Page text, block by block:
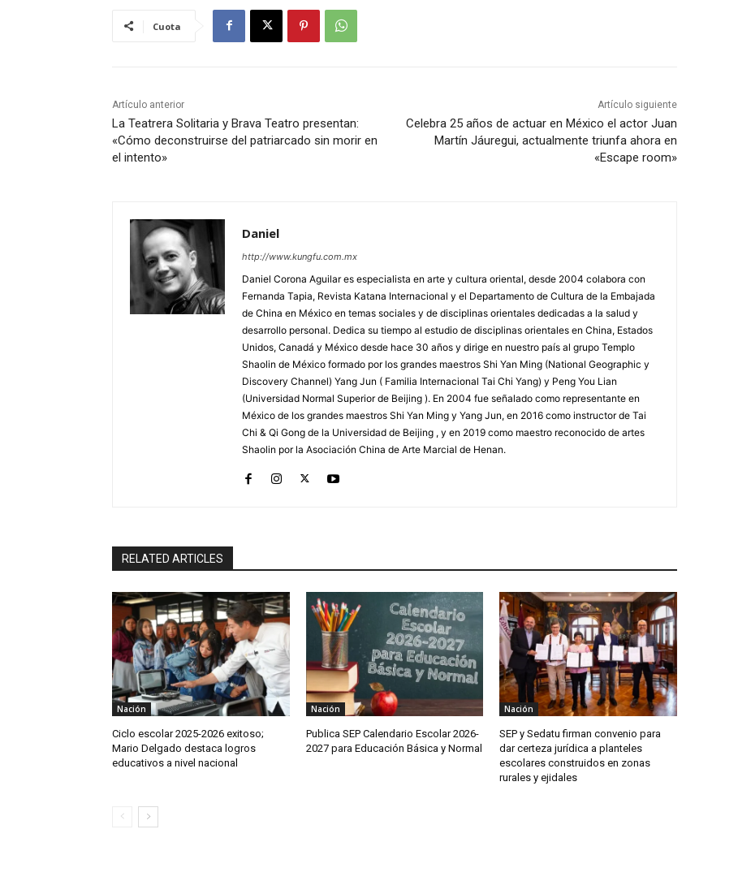
Cuota
Artículo anterior
La Teatrera Solitaria y Brava Teatro presentan:
«Cómo deconstruirse del patriarcado sin morir en
el intento»
Artículo siguiente
Celebra 25 años de actuar en México el actor Juan
Martín Jáuregui, actualmente triunfa ahora en
«Escape room»
Daniel
http://www.kungfu.com.mx
Daniel Corona Aguilar es especialista en arte y cultura oriental, desde 2004 colabora con
Fernanda Tapia, Revista Katana Internacional y el Departamento de Cultura de la Embajada
de China en México en temas sociales y de disciplinas orientales dedicadas a la salud y
desarrollo personal. Dedica su tiempo al estudio de disciplinas orientales en China, Estados
Unidos, Canadá y México desde hace 30 años y dirige en nuestro país al grupo Templo
Shaolin de México formado por los grandes maestros Shi Yan Ming (National Geographic y
Discovery Channel) Yang Jun ( Familia Internacional Tai Chi Yang) y Peng You Lian
(Universidad Normal Superior de Beijing ). En 2004 fue señalado como representante en
México de los grandes maestros Shi Yan Ming y Yang Jun, en 2016 como instructor de Tai
Chi & Qi Gong de la Universidad de Beijing , y en 2019 como maestro reconocido de artes
Shaolin por la Asociación China de Arte Marcial de Henan.
RELATED ARTICLES
Nación
Ciclo escolar 2025-2026 exitoso;
Mario Delgado destaca logros
educativos a nivel nacional
Nación
Publica SEP Calendario Escolar 2026-
2027 para Educación Básica y Normal
Nación
SEP y Sedatu firman convenio para
dar certeza jurídica a planteles
escolares construidos en zonas
rurales y ejidales